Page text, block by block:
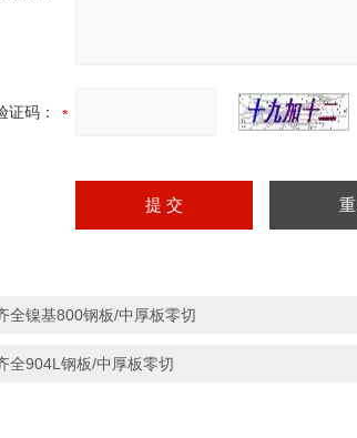
证码：
全镍基800钢板/中厚板零切
全904L钢板/中厚板零切